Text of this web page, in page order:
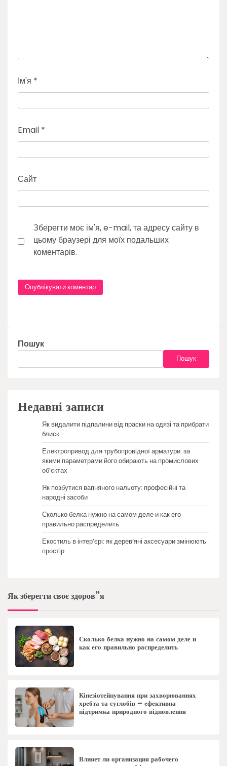
Ім'я *
Email *
Сайт
Зберегти моє ім'я, e-mail, та адресу сайту в
цьому браузері для моїх подальших
коментарів.
Пошук
Пошук
Недавні записи
Як видалити підпалини від праски на одязі та прибрати
блиск
Електропривод для трубопровідної арматури: за
якими параметрами його обирають на промислових
об’єктах
Як позбутися вапняного нальоту: професійні та
народні засоби
Сколько белка нужно на самом деле и как его
правильно распределить
Екостиль в інтер’єрі: як дерев’яні аксесуари змінюють
простір
Як зберегти своє здоров”я
Сколько белка нужно на самом деле и
как его правильно распределить
Кінезіотейпування при захворюваннях
хребта та суглобів – ефективна
підтримка природного відновлення
Влияет ли организация рабочего